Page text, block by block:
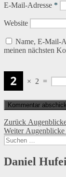
E-Mail-Adresse *
Website
Name, E-Mail-
meinen nächsten
× 2 =
Zurück Vorheriger
Beitrag:
Weiter Nächster
Beitrag:
Suchen
nach:
Daniel